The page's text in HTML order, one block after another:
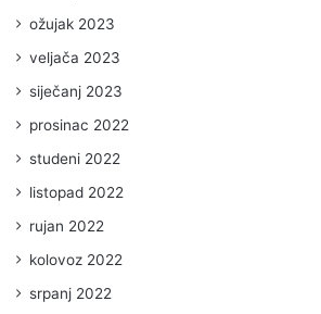
ožujak 2023
veljača 2023
siječanj 2023
prosinac 2022
studeni 2022
listopad 2022
rujan 2022
kolovoz 2022
srpanj 2022